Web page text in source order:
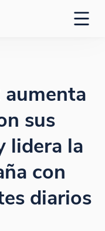
aumenta
sus
lidera la
con
diarios